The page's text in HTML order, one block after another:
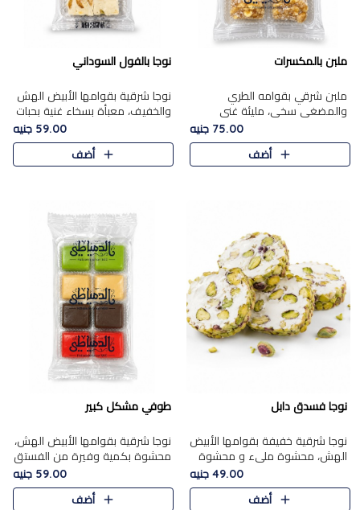
ملبن بالمكسرات
ملبن شرقي بقوامه الطري
والمضغي سخي، مليئة غني
بتشكيلة فاخرة من المكسرات
مشكلة المختارة التي تقدم تضيف
قرمشة مميزة مرضية ونكهة
75.00 جنيه
أضف
نوجا بالفول السوداني
نوجا شرقية بقوامها الأبيض الهش
والخفيف، معبأة بسخاء غنية بحبات
الفول السوداني المحمص التي
يقدم تضيف قرمشة مميزة مرضية
وتوازنًا رائعًا مع حلا..
59.00 جنيه
أضف
نوجا فسدق دابل
نوجا شرقية خفيفة بقوامها الأبيض
الهش، محشوة مليء و محشوة
بـكمية وفيرة من الفستق الفاخر
لتمنحك نكهة مكسرات غنية
وقرمشة مميزة في كل قطعة و
49.00 جنيه
أضف
طوفي مشكل كبير
نوجا شرقية بقوامها الأبيض الهش،
محشوة بكمية وفيرة من الفستق
الفاخر لتمنحك نكهة غنية وقرمشة
مميزة في كل قطعة، لتجربة تجمع
بين الفخامة والمذاق..
59.00 جنيه
أضف